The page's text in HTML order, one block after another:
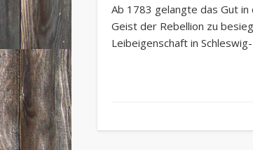
Ab 1783 gelangte das Gut in
Geist der Rebellion zu
Leibeigenschaft in